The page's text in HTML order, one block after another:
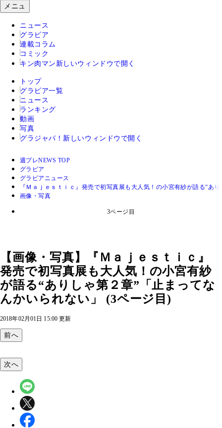
メニュ
ニュース
グラビア
連載コラム
コミック
キン肉マン 新しいウィンドウで開く
トップ
グラビア一覧
ニュース
ランキング
動画
写真
グラジャパ！ 新しいウィンドウで開く
週プレNEWS TOP
グラビア
グラビアニュース
『Ｍａｊｅｓｔｉｃ』発売で初写真展も大人気！の小宮有紗が語る“あ
画像・写真
3ページ目
【画像・写真】『Ｍａｊｅｓｔｉｃ』
発売で初写真展も大人気！の小宮有紗
が語る“ありしゃ第２章”「止まってな
んかいられない」 (3ページ目)
2018年02月01日 15:00 更新
前へ
次へ